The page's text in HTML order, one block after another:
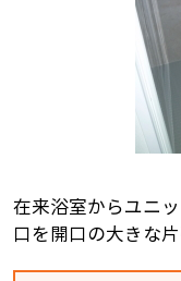
在来浴室からユニ
口を開口の大きな